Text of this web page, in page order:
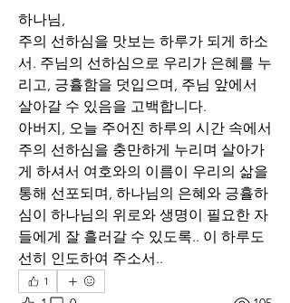
하나님,
주의 선하심을 맛보는 하루가 되게 하소
서. 주님의 선하심으로 우리가 은혜를 누
리고, 긍휼함을 덧입으며, 주님 앞에서
살아갈 수 있음을 고백합니다.
아버지, 오늘 주어진 하루의 시간 속에서
주의 선하심을 충만하게 누리며 살아가
게 하셔서 여호와의 이름이 우리의 삶을
통해 선포되며, 하나님의 은혜와 긍휼하
심이 하나님의 위로와 생명이 필요한 자
들에게 잘 흘러갈 수 있도록.. 이 하루도
선히 인도하여 주소서..
1